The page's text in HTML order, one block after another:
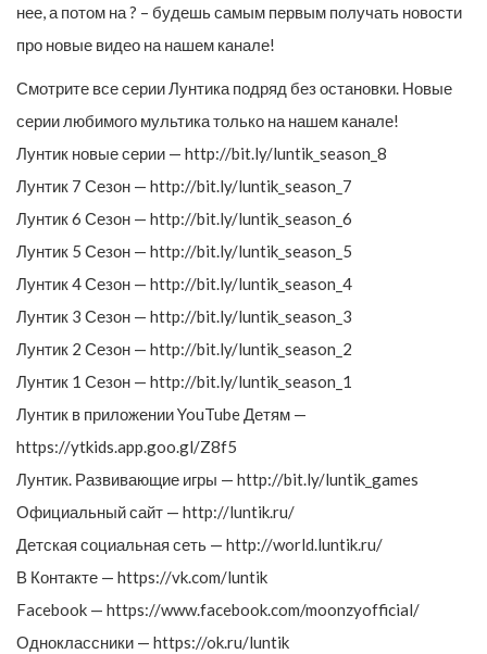
нее, а потом на ? – будешь самым первым получать новости
про новые видео на нашем канале!
Смотрите все серии Лунтика подряд без остановки. Новые
серии любимого мультика только на нашем канале!
Лунтик новые серии — http://bit.ly/luntik_season_8
Лунтик 7 Сезон — http://bit.ly/luntik_season_7
Лунтик 6 Сезон — http://bit.ly/luntik_season_6
Лунтик 5 Сезон — http://bit.ly/luntik_season_5
Лунтик 4 Сезон — http://bit.ly/luntik_season_4
Лунтик 3 Сезон — http://bit.ly/luntik_season_3
Лунтик 2 Сезон — http://bit.ly/luntik_season_2
Лунтик 1 Сезон — http://bit.ly/luntik_season_1
Лунтик в приложении YouTube Детям —
https://ytkids.app.goo.gl/Z8f5
Лунтик. Развивающие игры — http://bit.ly/luntik_games
Официальный сайт — http://luntik.ru/
Детская социальная сеть — http://world.luntik.ru/
В Контакте — https://vk.com/luntik
Facebook — https://www.facebook.com/moonzyofficial/
Одноклассники — https://ok.ru/luntik